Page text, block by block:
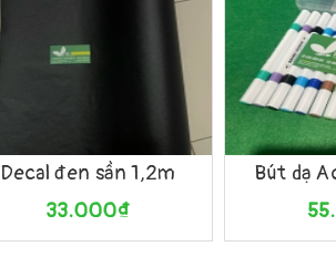
Decal đen sần 1,2m
33.000₫
Bút dạ
Mua hàng